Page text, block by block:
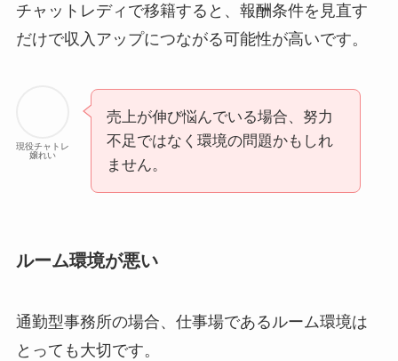
チャットレディで移籍すると、報酬条件を見直す
だけで収入アップにつながる可能性が高いです。
現役チャトレ
嬢れい
売上が伸び悩んでいる場合、努力
不足ではなく環境の問題かもしれ
ません。
ルーム環境が悪い
通勤型事務所の場合、仕事場であるルーム環境は
とっても大切です。